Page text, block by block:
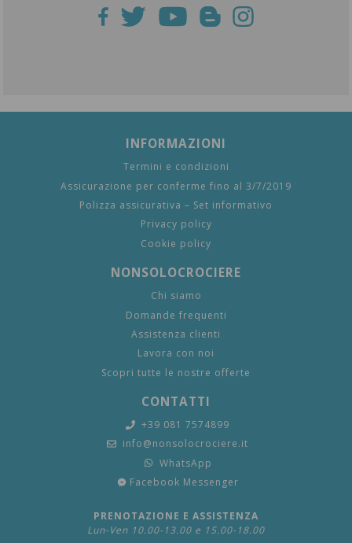
INFORMAZIONI
Termini e condizioni
Assicurazione per conferme fino al 3/7/2019
Polizza assicurativa – Set informativo
Privacy policy
Cookie policy
NONSOLOCROCIERE
Chi siamo
Domande frequenti
Assistenza clienti
Lavora con noi
Scopri tutte le nostre offerte
CONTATTI
+39 081 7574899
info@nonsolocrociere.it
WhatsApp
Facebook Messenger
PRENOTAZIONE E ASSISTENZA
Lun-Ven 10.00-13.00 e 15.00-18.00